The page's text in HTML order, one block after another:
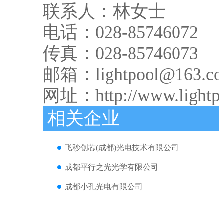
联系人：林女士
电话：028-85746072
传真：028-85746073
邮箱：
网址： http://
相关企业
飞秒创芯(成都)光电技术有限公司
成都平行之光光学有限公司
成都小孔光电有限公司